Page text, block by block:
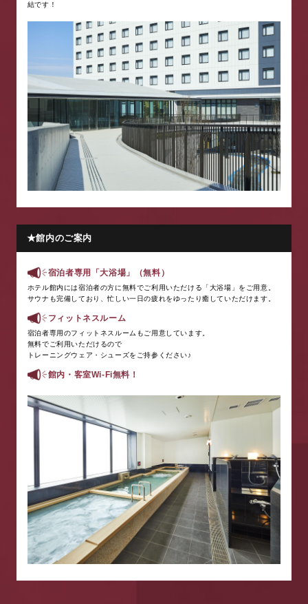
結です！
★館内のご案内
宿泊者専用「大浴場」（無料）
ホテル館内には宿泊者の方に無料でご利用いただける「大浴場」をご用意。
サウナも完備しており、忙しい一日の疲れをゆったり癒していただけます。
フィットネスルーム
宿泊者専用のフィットネスルームもご用意しています。
無料でご利用いただけるので
トレーニングウェア・シューズをご持参ください♪
館内・客室Wi-Fi無料！